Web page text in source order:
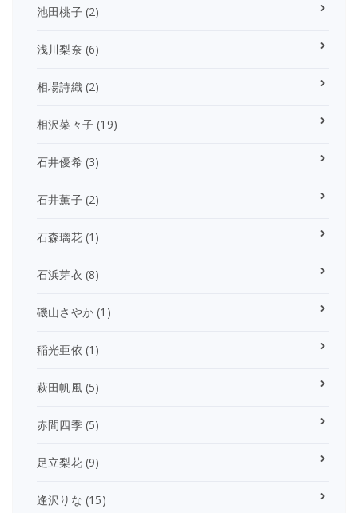
池田桃子(2)
浅川梨奈 (6)
相場詩織 (2)
相沢菜々子 (19)
石井優希(3)
石井薫子(2)
石森璃花(1)
石浜芽衣 (8)
磯山さやか (1)
稲光亜依 (1)
萩田帆風(5)
赤間四季(5)
足立梨花(9)
逢沢りな (15)